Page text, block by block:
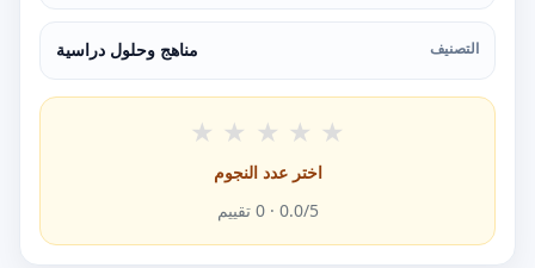
التصنيف مناهج وحلول دراسية
★ ★ ★ ★ ★
اختر عدد النجوم
0.0/5 ·
0 تقييم